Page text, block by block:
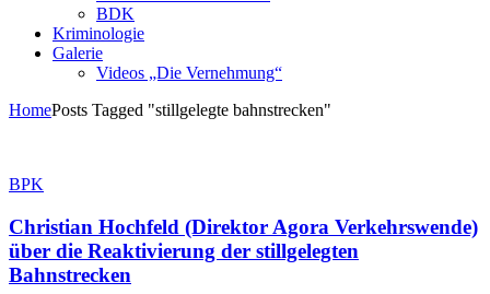
BDK
Kriminologie
Galerie
Videos „Die Vernehmung“
HomePosts Tagged "stillgelegte bahnstrecken"
BPK
Christian Hochfeld (Direktor Agora Verkehrswende)
über die Reaktivierung der stillgelegten
Bahnstrecken